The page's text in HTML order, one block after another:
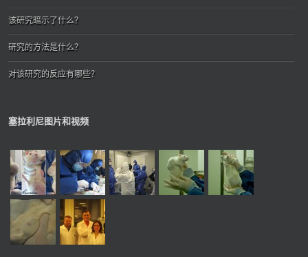
该研究暗示了什么？
研究的方法是什么？
对该研究的反应有哪些？
塞拉利尼图片和视频